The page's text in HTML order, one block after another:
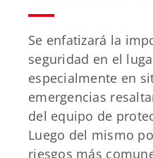
Se enfatizará la
seguridad en el
especialmente en
emergencias
del equipo de
Luego del mismo
riesgos más